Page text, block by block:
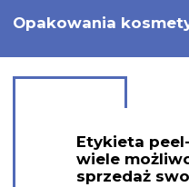
Opakowania
Etykieta
wiele
sprzedaż